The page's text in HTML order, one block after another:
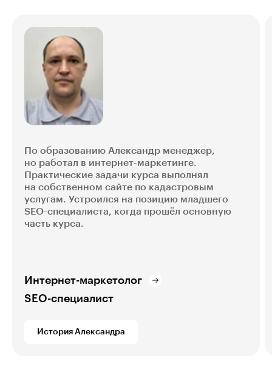
По образованию Александр менеджер,
но работал в интернет-маркетинге.
Практические задачи курса выполнял
на собственном сайте по кадастровым
услугам. Устроился на позицию младшего
SEO-специалиста, когда прошёл основную
часть курса.
Интернет-маркетолог
SEO-специалист
История Александра